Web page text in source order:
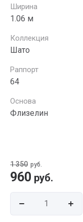
Ширина
1.06 м
Коллекция
Шато
Раппорт
64
Основа
Флизелин
1 350 руб.
960 руб.